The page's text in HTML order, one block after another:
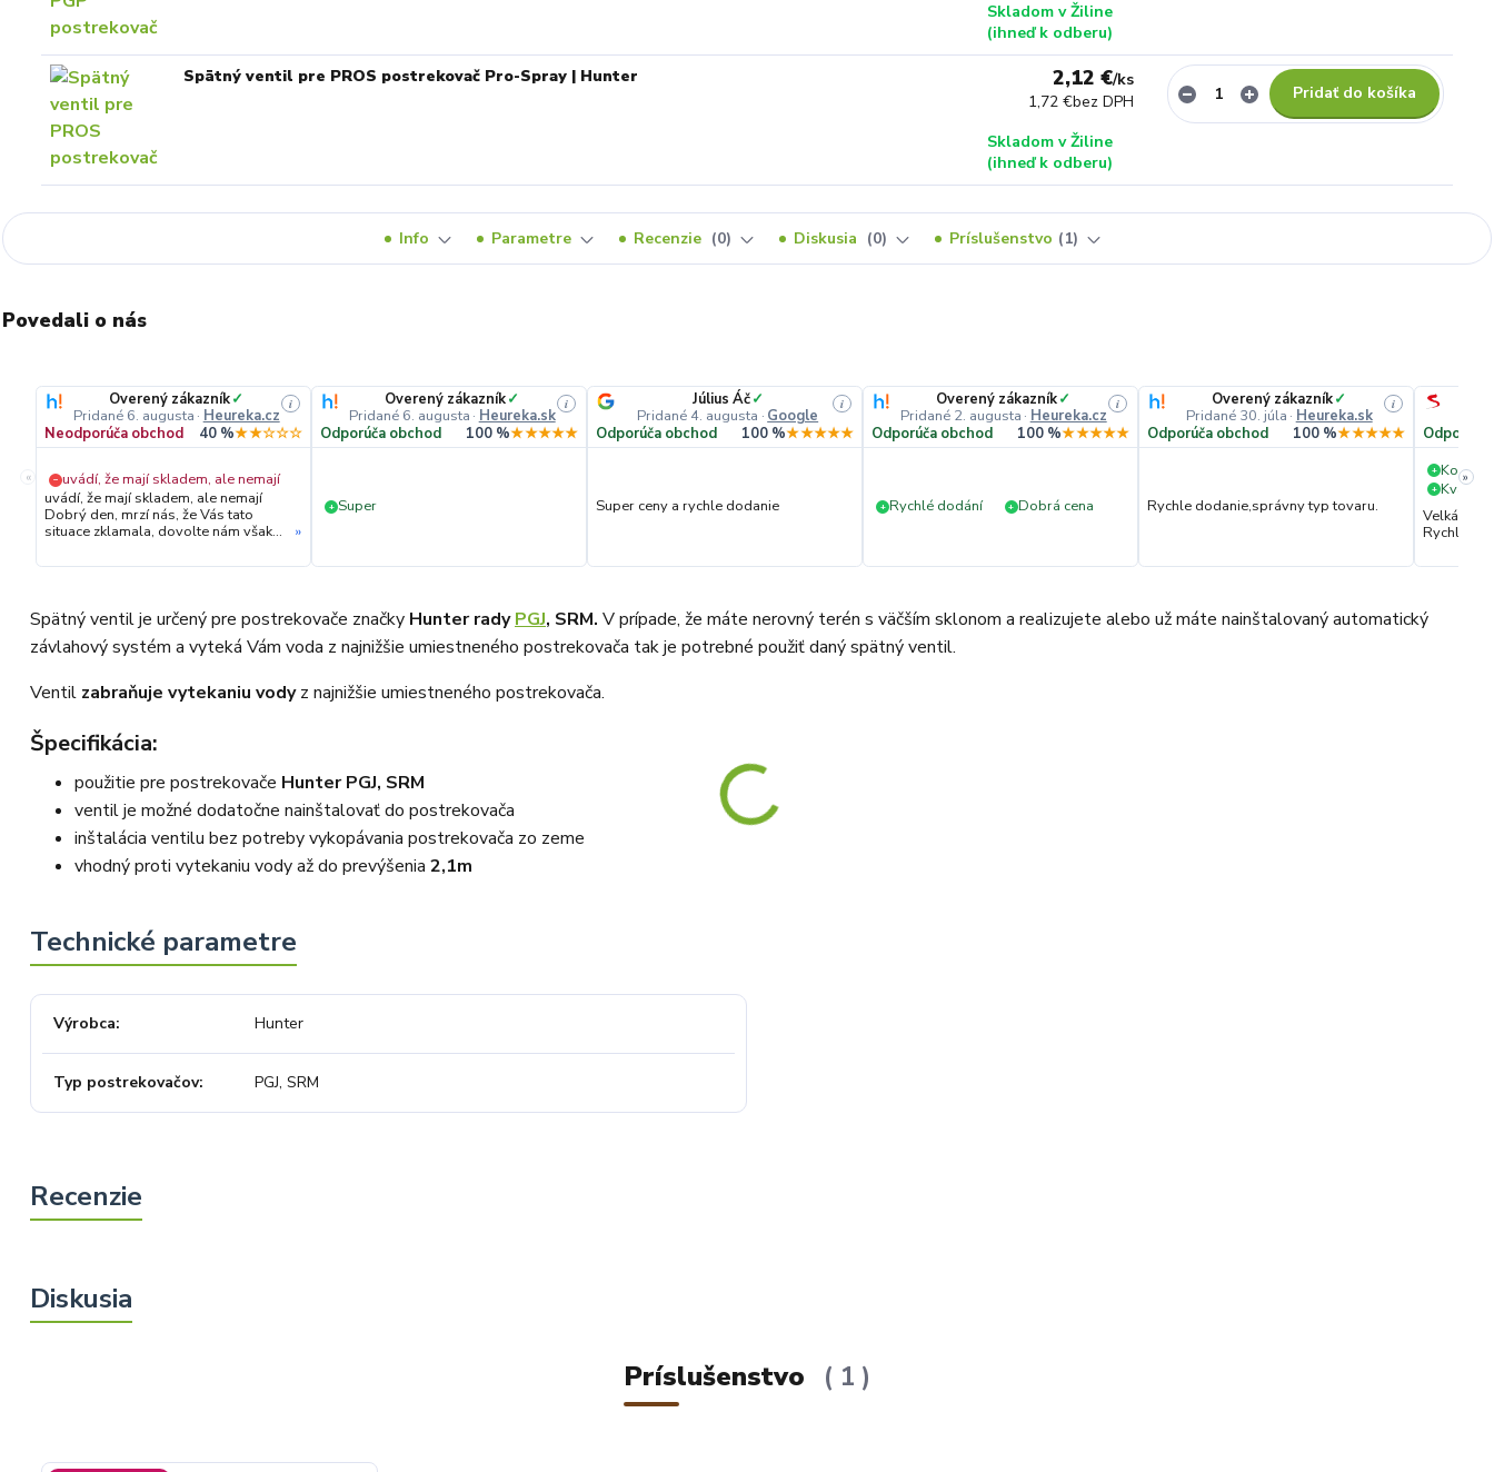
Skladom v Žiline
(ihneď k odberu)
Spätný ventil pre PROS postrekovač Pro-Spray | Hunter 2,12 €/ks
1,72 €bez DPH
Skladom v Žiline
(ihneď k odberu)
Pridať do košíka
Info Parametre Recenzie 0 Diskusia 0 Príslušenstvo 1
Povedali o nás
«
Overený zákazník✓
Pridané 6. augusta · Heureka.cz
i
Neodporúča obchod 40 %★★☆☆☆
− uvádí, že mají skladem, ale nemají
uvádí, že mají skladem, ale nemají
Dobrý den, mrzí nás, že Vás tato
situace zklamala, dovolte nám však
objednávky. Hned druhý den ráno
neočekávaného výpadku zboží a ještě
prověřovali jeho dostupnost přímo u
dodavatele. Jelikož zboží nebylo k
objednávku stornovat. O všem jsme
Vás obratem informovali a náležitě
a rychlém jednání. O to více nás mrzí,
že i přes naši okamžitou reakci,
náš obchod nedoporučujete. Věříme,
že nám v budoucnu dáte příležitost
přesvědčit Vás o kvalitě našich
služeb. Tým OZY.market
»
Overený zákazník✓
Pridané 6. augusta · Heureka.sk
i
Odporúča obchod 100 %★★★★★
+ Super
Július Áč✓
Pridané 4. augusta · Google
i
Odporúča obchod 100 %★★★★★
Super ceny a rychle dodanie
Overený zákazník✓
Pridané 2. augusta · Heureka.cz
i
Odporúča obchod 100 %★★★★★
+ Rychlé dodání + Dobrá cena
Overený zákazník✓
Pridané 30. júla · Heureka.sk
i
Odporúča obchod 100 %★★★★★
Rychle dodanie,správny typ tovaru.
+
+ Kvalita
Velká
Rychlé
»
Spätný ventil je určený pre postrekovače značky Hunter radyPGJ, SRM. V prípade, že máte nerovný terén s väčším sklonom a realizujete alebo už máte nainštalovaný automatický
závlahový systém a vyteká Vám voda z najnižšie umiestneného postrekovača tak je potrebné použiť daný spätný ventil.
Ventil zabraňuje vytekaniu vodyz najnižšie umiestneného postrekovača.
Špecifikácia:
použitie pre postrekovače Hunter PGJ, SRM
ventil je možné dodatočne nainštalovať do postrekovača
inštalácia ventilu bez potreby vykopávania postrekovača zo zeme
vhodný proti vytekaniu vody až do prevýšenia 2,1m
Výrobca Hunter
Typ postrekovačov PGJ, SRM
Príslušenstvo 1